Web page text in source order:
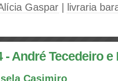
Gaspar livraria
- André Tecedeiro e
Casimiro